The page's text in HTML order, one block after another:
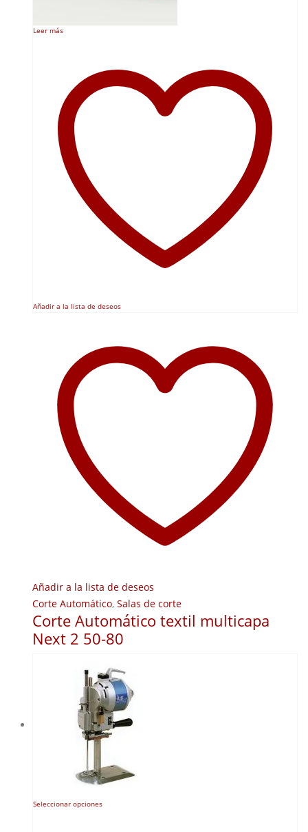
Leer más
Añadir a la lista de deseos
Añadir a la lista de deseos
Corte Automático, Salas de corte
Corte Automático textil multicapa
Next 2 50-80
Seleccionar opciones